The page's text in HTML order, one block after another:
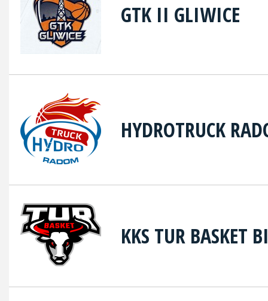
GTK II GLIWICE
HYDROTRUCK
KKS TUR BASKET